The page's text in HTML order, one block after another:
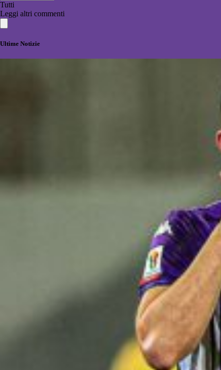
Tutti
Leggi altri commenti
Ultime Notizie